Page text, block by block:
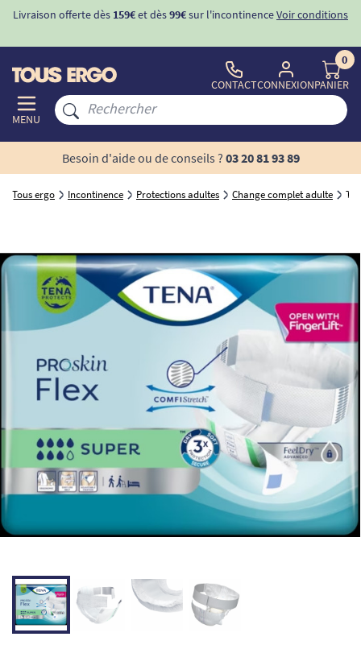
-10%avec le code "BIENVENUE" pourla 1ère commande
MENU
CONTACTCONNEXION
0
PANIER
Besoin d'aide ou de conseils ? 03 20 81 93 89
Tous ergo Incontinence Protections adultes Change complet adulte